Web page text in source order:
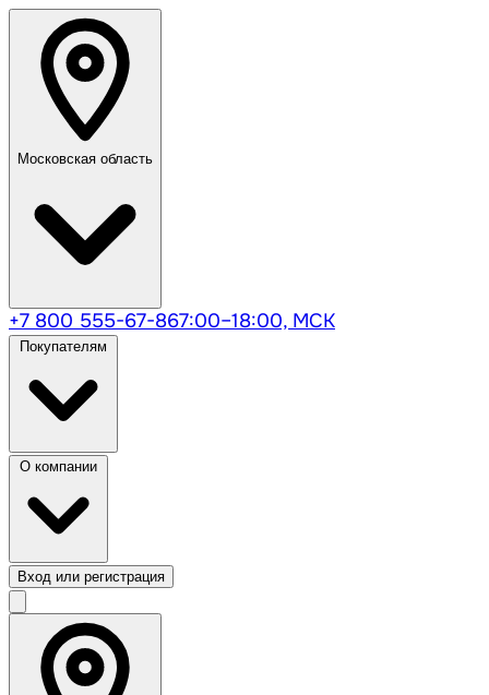
Московская область
+7 800 555-67-867:00–18:00, МСК
Вход или регистрация